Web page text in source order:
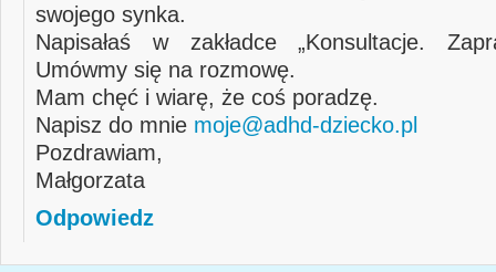
swojego synka.
Napisałaś w zakładce „Konsultacje.
Umówmy się na rozmowę.
Mam chęć i wiarę, że coś poradzę.
Napisz do mnie moje@adhd-dziecko.pl
Pozdrawiam,
Małgorzata
Odpowiedz